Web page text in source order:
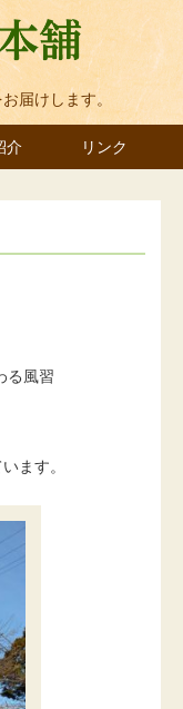
届けします。
介 リンク
る風習
ます。